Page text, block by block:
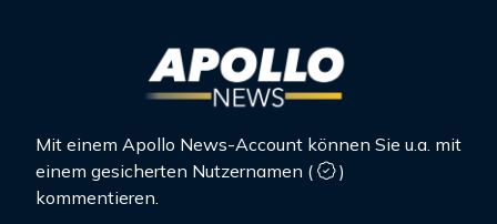
Mit einem Apollo News-Account können Sie u.a. mit
einem gesicherten Nutzernamen (
)
kommentieren.